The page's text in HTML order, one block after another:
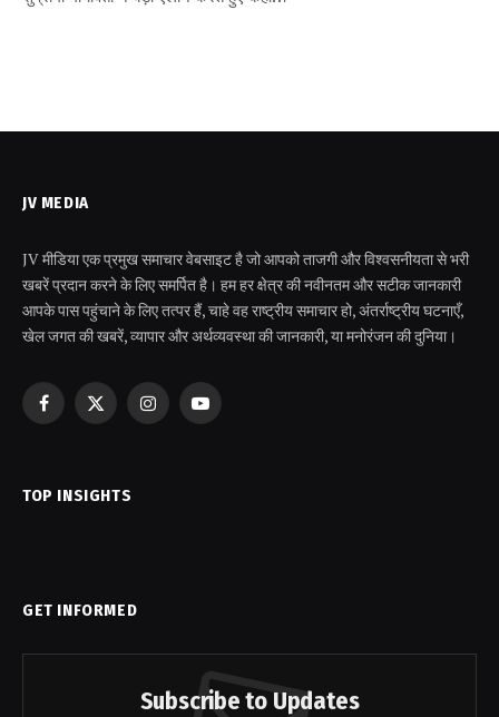
JV MEDIA
JV मीडिया एक प्रमुख समाचार वेबसाइट है जो आपको ताजगी और विश्वसनीयता से भरी
खबरें प्रदान करने के लिए समर्पित है। हम हर क्षेत्र की नवीनतम और सटीक जानकारी
आपके पास पहुंचाने के लिए तत्पर हैं, चाहे वह राष्ट्रीय समाचार हो, अंतर्राष्ट्रीय घटनाएँ,
खेल जगत की खबरें, व्यापार और अर्थव्यवस्था की जानकारी, या मनोरंजन की दुनिया।
Facebook
X
InstagramYouTube
TOP INSIGHTS
GET INFORMED
Subscribe to Updates